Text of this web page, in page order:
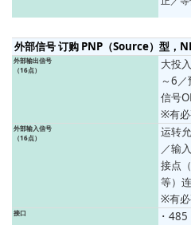
外部信号 订购 PNP（Source）型，
外部输出信号
（16点）
大投
～6
信号
※有必
外部输入信号
（16点）
运转
／输
接点
等）
※有必
接口
･ 485